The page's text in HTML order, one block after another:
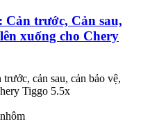
Cản trước, Cản sau,
xuống cho Chery
cản sau, cản bảo vệ,
Tiggo 5.5x